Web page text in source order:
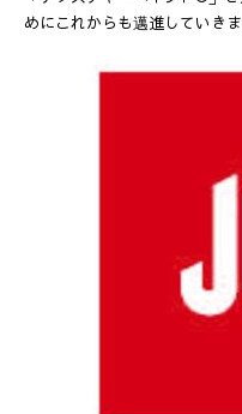
めにこれからも邁進していきま